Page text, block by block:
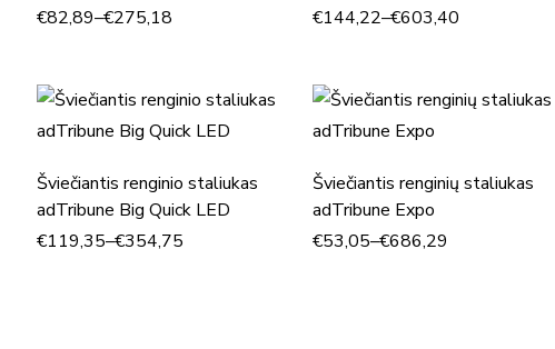
Quick Square (LED)
€82,89–€275,18
LED Auto
€144,22–€603,40
Šviečiantis renginio staliukas
adTribune Big Quick LED
€119,35–€354,75
Šviečiantis renginių staliukas
adTribune Expo
€53,05–€686,29